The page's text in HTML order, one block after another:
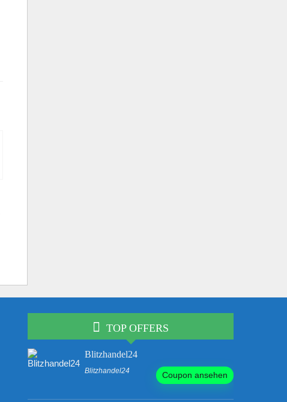
TOP OFFERS
Blitzhandel24
Blitzhandel24 Coupon ansehen